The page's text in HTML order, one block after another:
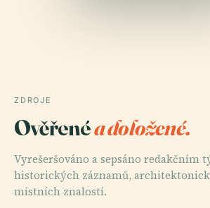
ZDROJE
Ověřenéa doložené.
Vyrešeršováno a sepsáno redakčním
historických záznamů,
místních znalostí.